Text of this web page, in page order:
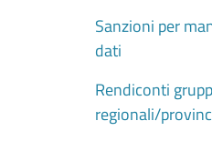
Sanzioni per
dati
Rendiconti
regionali/